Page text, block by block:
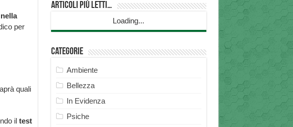
per
quali
il test
Articoli più Letti…
Loading...
Categorie
Ambiente
Bellezza
In Evidenza
Psiche